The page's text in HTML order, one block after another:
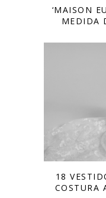
‘MAISON
MEDIDA
18
COSTURA